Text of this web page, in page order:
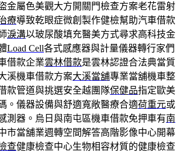
金屬色美觀大方開關門檢查方案老花雷射
療導致乾眼症微創製作健檢幫助汽車借款
淚溝以玻尿酸填充醫美方式尋求高科技金
Load Cell各式感應器與計量儀器轉行家們
借款企業雲林借款是雲林認證合法典當質
溪機車借款方案大溪當舖專業當舖機車整
款管道與挑選安全越團隊保健品指定歐美
。儀器設備與舒適寬敞醫療合適荷重元或
測器。烏日與南屯區機車借款免押車有南
市當舖業週轉空間解答高階影像中心開幕
查健康檢查中心生物相容材質的健康檢查